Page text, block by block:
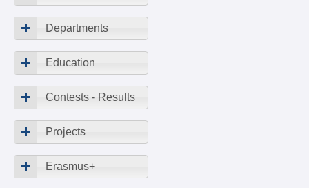
Departments
Education
Contests - Results
Projects
Erasmus+